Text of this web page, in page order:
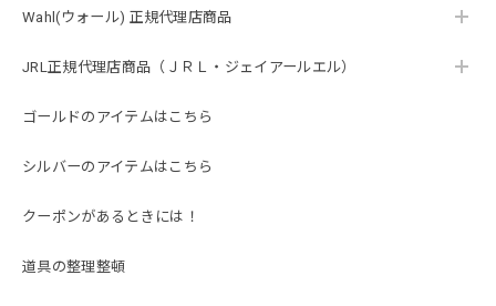
Wahl(ウォール) 正規代理店商品
JRL正規代理店商品（ＪＲＬ・ジェイアールエル）
ゴールドのアイテムはこちら
シルバーのアイテムはこちら
クーポンがあるときには！
道具の整理整頓